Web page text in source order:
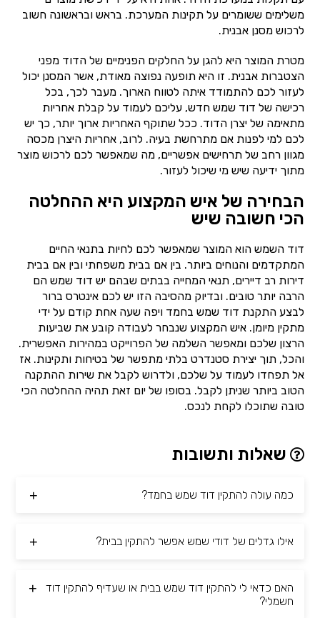
משלימים ששומרים על תקינות המערכת. בראש ובראשונה חשוב
לרכוש מסנן אבנית.
מטרת המוצר היא להגן על החלקים הפנימיים של הדוד מפני
הצטברות אבנית. זו היא תופעה נפוצה מאודת, אשר המסנן יכול
לעזור לכם להתמודד איתה לטווח הארוך. מעבר לכך, בכל
רכישה של דוד שמש חדש, עליכם לעמוד על קבלת אחריות
מתאימה של יצרן הדוד. ככל שתוקף האחריות ארוך יותר, כך יש
לכם למי לפנות אם מתרחשת בעיה. לרוב, אחריות היצרן מכסה
מגוון רחב של תרחישים אפשריים, מה שמאפשר לכם לרכוש מוצר
מתוך ידיעה שיש מי שיכול לעזור.
הבחירה של איש המקצוע היא ההחלטה
הכי חשובה שיש
דוד השמש הוא המוצר שמאפשר לכם לחיות בתנאי החיים
המתקדמים והנוחים ביותר. בין אם בבית משפחתי ובין אם בבית
דירות רב דיירים, תנאי המחייה בבתים שבהם יש דוד שמש הם
הרבה יותר טובים. ובדיוק מהסיבה הזו יש לכם אינטרס ברור
לבצע התקנת דוד שמש בחמד ויפה שעה אחת קודם על ידי
מתקין מיומן. איש המקצוע שנבחר לעבודה קובע את שביעות
הרצון שלכם ומאפשר השלמה של הפרוייקט במהירות האפשרית.
והכל, תוך יצירת סטנדרט בלתי מתפשר של בטיחות ותקינות. אז
אל תפחדו לעמוד על שלכם, ולדרוש לקבל את שירות ההתקנה
הטוב ביותר שניתן לקבל. בסופו של יום זאת תהיה ההחלטה הכי
טובה שתוכלו לקחת לנכס.
שאלות ותשובות
כמה עולה להתקין דוד שמש בחמד?
אילו גדלים של דודי שמש אפשר להתקין בבית?
האם כדאי לי להתקין דוד שמש בבית או שעדיף להתקין דוד
חשמלי?